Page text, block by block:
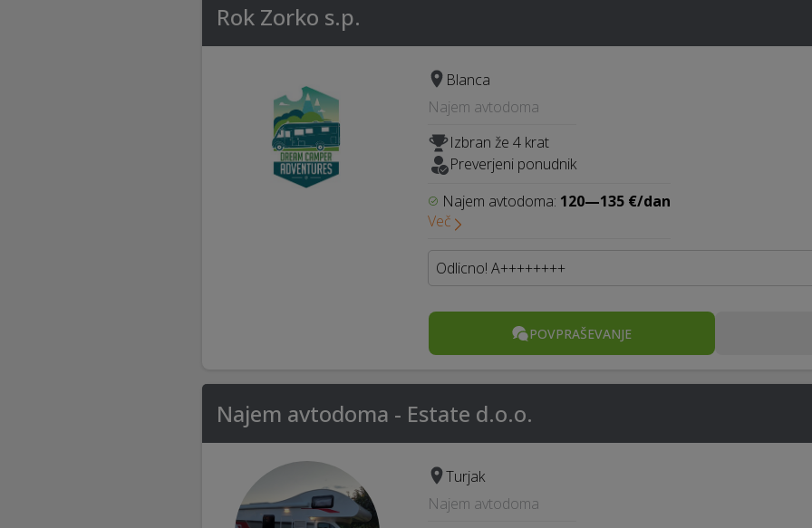
Rok Zorko s.p.
Blanca
Najem avtodoma
Izbran že 4 krat
Preverjeni ponudnik
Najem avtodoma: 120—135 €/dan
Več
Odlicno! A++++++++
POVPRAŠEVANJE
Najem avtodoma - Estate d.o.o.
Turjak
Najem avtodoma